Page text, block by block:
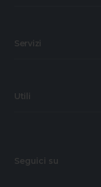
Servizi
Utili
Seguici su